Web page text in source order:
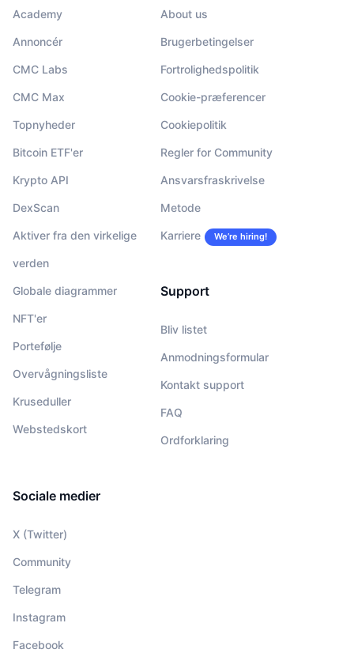
Academy
Annoncér
CMC Labs
CMC Max
Topnyheder
Bitcoin ETF'er
Krypto API
DexScan
Aktiver fra den virkelige
verden
Globale diagrammer
NFT'er
Portefølje
Overvågningsliste
Kruseduller
Webstedskort
About us
Brugerbetingelser
Fortrolighedspolitik
Cookie-præferencer
Cookiepolitik
Regler for Community
Ansvarsfraskrivelse
Metode
Karriere We’re hiring!
Support
Bliv listet
Anmodningsformular
Kontakt support
FAQ
Ordforklaring
Sociale medier
X (Twitter)
Community
Telegram
Instagram
Facebook